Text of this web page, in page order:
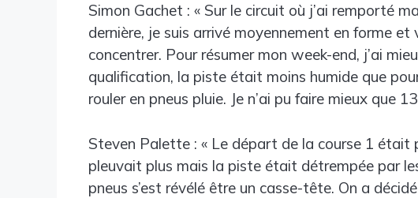
Simon Gachet : « Sur le circuit où j’ai remporté
dernière, je suis arrivé moyennement en forme et
concentrer. Pour résumer mon week-end, j’ai
qualification, la piste était moins humide que
rouler en pneus pluie. Je n’ai pu faire mieux que
Steven Palette : « Le départ de la course 1 était
pleuvait plus mais la piste était détrempée par
pneus s’est révélé être un casse-tête. On a